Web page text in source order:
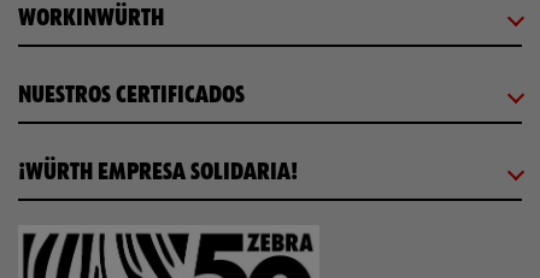
WORKINWÜRTH
NUESTROS CERTIFICADOS
¡WÜRTH EMPRESA SOLIDARIA!